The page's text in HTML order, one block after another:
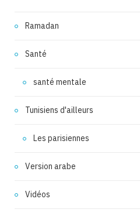
Ramadan
Santé
santé mentale
Tunisiens d'ailleurs
Les parisiennes
Version arabe
Vidéos